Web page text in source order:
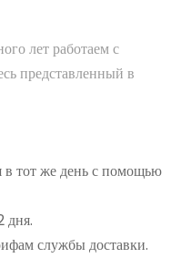
лет работаем с
представленный в
в тот же день с помощью
дня.
службы доставки.